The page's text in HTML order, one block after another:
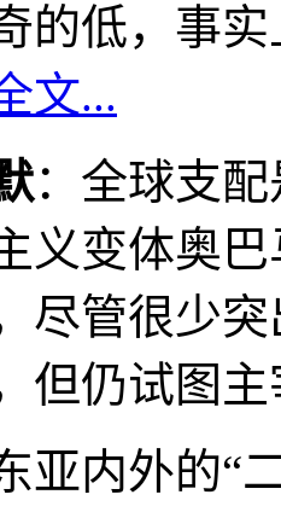
的低，事
文...
：全球支
义变体奥
尽管很少
但仍试图
亚内外的“